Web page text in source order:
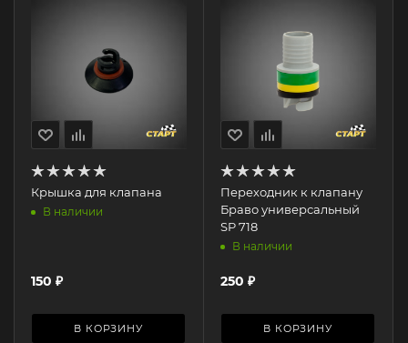
Крышка для клапана
В наличии
150 ₽
В КОРЗИНУ
Переходник к клапану
Браво универсальный
SP 718
В наличии
250 ₽
В КОРЗИНУ